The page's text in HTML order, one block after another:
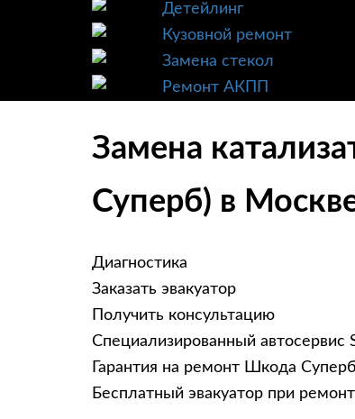
Детейлинг
Кузовной ремонт
Замена стекол
Ремонт АКПП
Замена
Суперб) в
Диагностика
Заказать эвакуатор
Получить консультацию
Специализированный автосервис
Гарантия на ремонт Шкода
Бесплатный эвакуатор при